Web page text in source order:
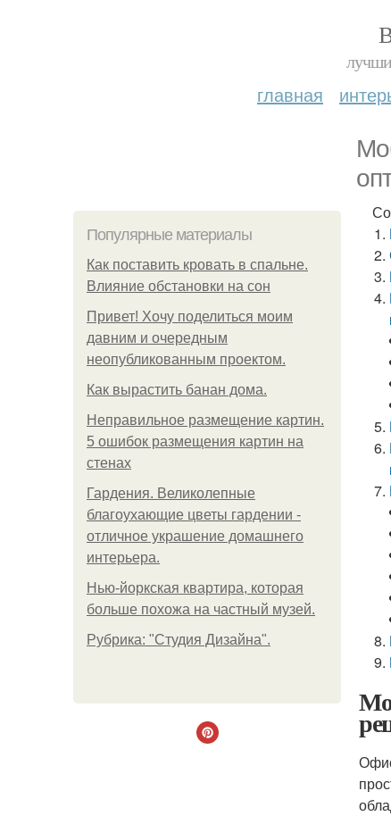
главная
Популярные материалы
Как поставить кровать в спальне.
Влияние обстановки на сон
Привет! Хочу поделиться моим
давним и очередным
неопубликованным проектом.
Как вырастить банан дома.
Неправильное размещение картин.
5 ошибок размещения картин на
стенах
Гардения. Великолепные
благоухающие цветы гардении -
отличное украшение домашнего
интерьера.
Нью-йоркская квартира, которая
больше похожа на частный музей.
Рубрика: "Студия Дизайна".